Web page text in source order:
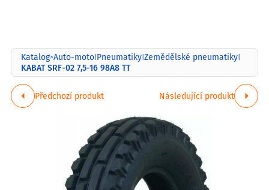
Katalog>Auto-moto|Pneumatiky|Zemědělské pneumatiky|
KABAT SRF-02 7,5-16 98A8 TT
Předchozí produkt Následující produkt